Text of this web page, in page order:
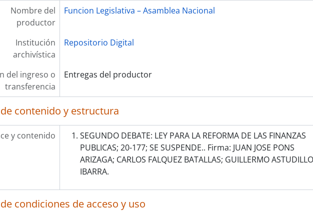
Nombre del
productor
Funcion Legislativa – Asamblea Nacional
Institución
archivística
Repositorio Digital
del ingreso o
transferencia
Entregas del productor
contenido y estructura
y contenido
SEGUNDO DEBATE: LEY PARA LA REFORMA DE LAS FINANZAS
PUBLICAS; 20-177; SE SUSPENDE.. Firma: JUAN JOSE PONS
ARIZAGA; CARLOS FALQUEZ BATALLAS; GUILLERMO ASTUDILLO
IBARRA.
condiciones de acceso y uso